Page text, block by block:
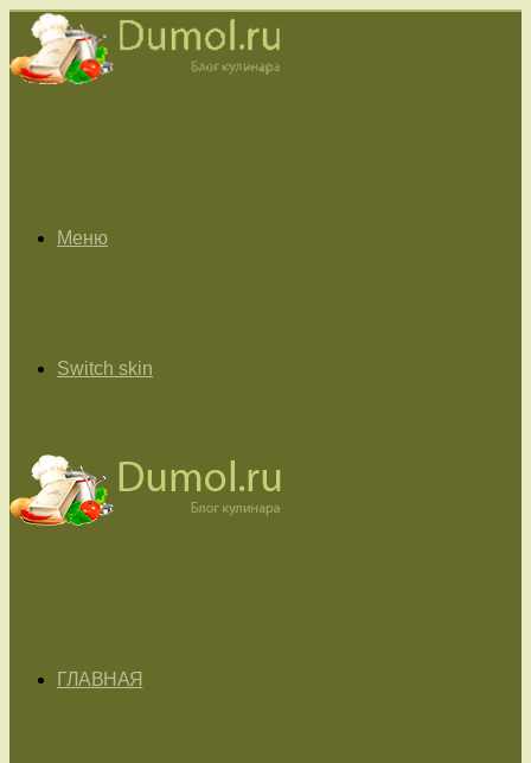
Меню
Switch skin
ГЛАВНАЯ